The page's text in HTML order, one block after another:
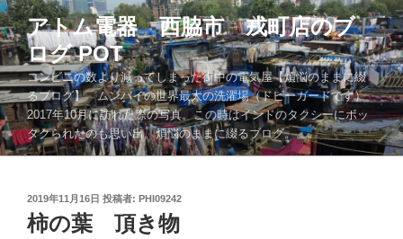
コ
ン
テ
ン
ツ
へ
ス
キ
アトム電器 西脇市 戎町店のブ
ログ POT
コンビニの数より減ってしまった街中の電気屋【煩悩のままに綴
るブログ】 ムンバイの世界最大の洗濯場（ドビーガードです）
2017年10月に訪れた際の写真。この時はインドのタクシーにボッ
タクられたのも思い出。煩悩のままに綴るブログ。。。
投
稿
日:
2019年11月16日 投稿者: PHI09242
柿の葉 頂き物